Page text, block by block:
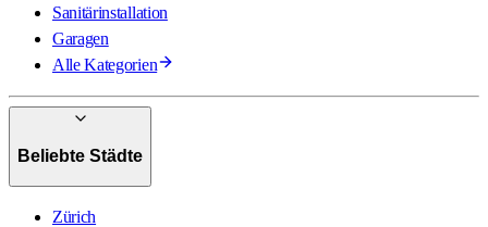
Sanitärinstallation
Garagen
Alle Kategorien
Beliebte Städte
Zürich